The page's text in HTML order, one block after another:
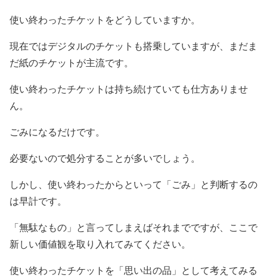
使い終わったチケットをどうしていますか。
現在ではデジタルのチケットも搭乗していますが、まだま
だ紙のチケットが主流です。
使い終わったチケットは持ち続けていても仕方ありませ
ん。
ごみになるだけです。
必要ないので処分することが多いでしょう。
しかし、使い終わったからといって「ごみ」と判断するの
は早計です。
「無駄なもの」と言ってしまえばそれまでですが、ここで
新しい価値観を取り入れてみてください。
使い終わったチケットを「思い出の品」として考えてみる